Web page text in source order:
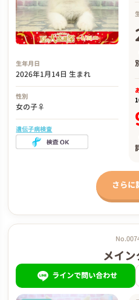
生年月日
2026年1月14日 生まれ
性別
女の子♀
遺伝子病検査
さらに
メイ
ラインで問い合わせ